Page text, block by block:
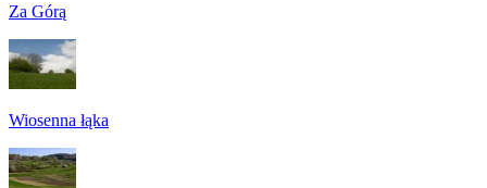
Za Górą
Wiosenna łąka